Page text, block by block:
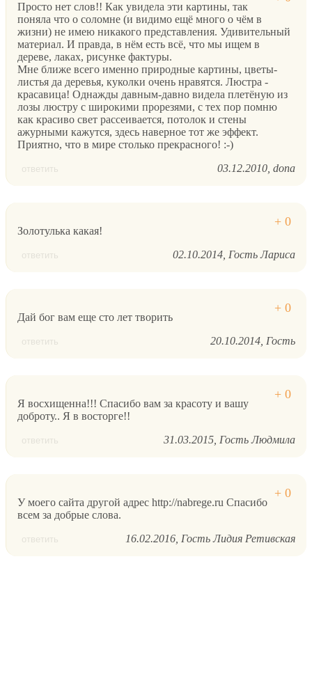
Просто нет слов!! Как увидела эти картины, так
поняла что о соломне (и видимо ещё много о чём в
жизни) не имею никакого представления. Удивительный
материал. И правда, в нём есть всё, что мы ищем в
дереве, лаках, рисунке фактуры.
Мне ближе всего именно природные картины, цветы-
листья да деревья, куколки очень нравятся. Люстра -
красавица! Однажды давным-давно видела плетёную из
лозы люстру с широкими прорезями, с тех пор помню
как красиво свет рассеивается, потолок и стены
ажурными кажутся, здесь наверное тот же эффект.
Приятно, что в мире столько прекрасного! :-)
ответить 03.12.2010 dona
Золотулька какая!
ответить 02.10.2014 Гость Лариса
Дай бог вам еще сто лет творить
ответить 20.10.2014 Гость
Я восхищенна!!! Спасибо вам за красоту и вашу
доброту.. Я в восторге!!
ответить 31.03.2015 Гость Людмила
У моего сайта другой адрес http://nabrege.ru Спасибо
всем за добрые слова.
ответить 16.02.2016 Гость Лидия Ретивская